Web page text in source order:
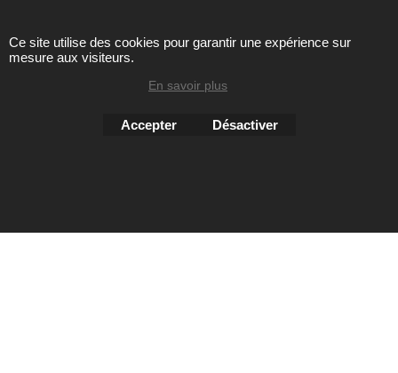
Boutique en ligne créés
avec le logiciel
Ce site utilise des cookies pour garantir une expérience sur
mesure aux visiteurs.
En savoir plus
Accepter Désactiver